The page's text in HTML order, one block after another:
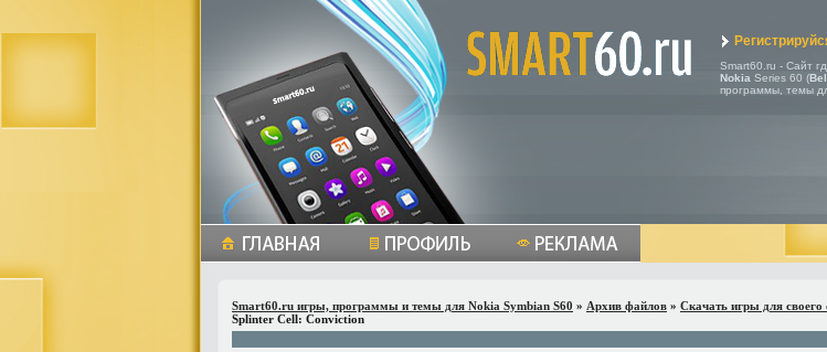
Smart60.ru - Сайт
Nokia Series 60 (
программы, темы
Smart60.ru игры, программы и темы для Nokia Symbian S60 » Архив файлов » Скачать игры для
Splinter Cell: Conviction